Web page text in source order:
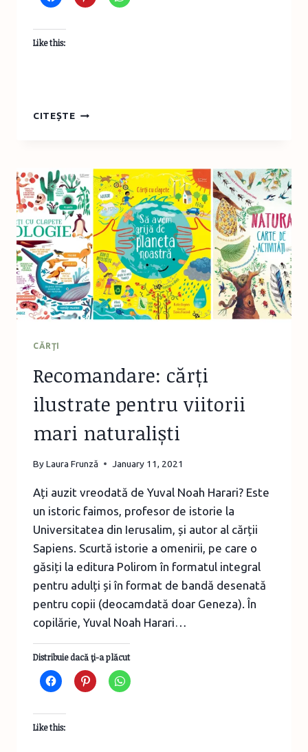
Like this:
CITEȘTESĂ
LECTURĂ
PENTRU
SFÂNTUL
MARTIN
CĂRŢI
Recomandare: cărți
ilustrate pentru viitorii
mari naturaliști
ByLaura Frunză January 11, 2021
Ați auzit vreodată de Yuval Noah Harari? Este
un istoric faimos, profesor de istorie la
Universitatea din Ierusalim, și autor al cărții
Sapiens. Scurtă istorie a omenirii, pe care o
găsiți la editura Polirom în formatul integral
pentru adulți și în format de bandă desenată
pentru copii (deocamdată doar Geneza). În
copilărie, Yuval Noah Harari…
Distribuie dacă ţi-a plăcut
Like this: